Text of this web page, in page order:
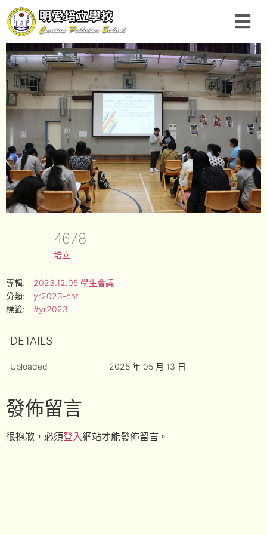
4678
培立
專輯:
2023.12.05 學生會議
分類:
yr2023-cat
標籤:
#yr2023
DETAILS
Uploaded 2025 年 05 月 13 日
發佈留言
很抱歉，必須登入網站才能發佈留言。